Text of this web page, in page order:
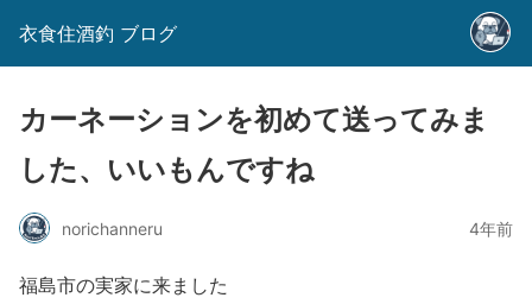
衣食住酒釣 ブログ
カーネーションを初めて送ってみま
した、いいもんですね
norichanneru 4年前
福島市の実家に来ました